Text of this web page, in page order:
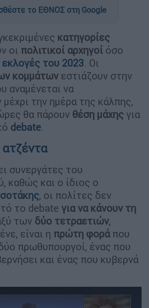
το ΕΘΝΟΣ στη Google
κατηγορίες
οι πολιτικοί αρχηγοί όσο
εκλογές του 2023. Οι
κομμάτων εστιάζουν στην
αναμένεται να
την ημέρα της κάλπης,
θα πάρουν θέση μάχης για
debate.
ατζέντα
συνεργάτες του
καθώς και ο ίδιος ο
, οι πολίτες δεν
το debate για να κάνουν τη
των δύο τετραετιών,
είναι η πρώτη φοράπου
πρωθυπουργοί, ένας που
και ένας που κυβερνά